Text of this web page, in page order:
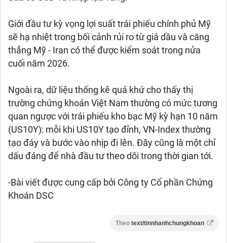
Giới đầu tư kỳ vọng lợi suất trái phiếu chính phủ Mỹ
sẽ hạ nhiệt trong bối cảnh rủi ro từ giá dầu và căng
thẳng Mỹ - Iran có thể được kiểm soát trong nửa
cuối năm 2026.
Ngoài ra, dữ liệu thống kê quá khứ cho thấy thị
trường chứng khoán Việt Nam thường có mức tương
quan ngược với trái phiếu kho bạc Mỹ kỳ hạn 10 năm
(US10Y): mỗi khi US10Y tạo đỉnh, VN-Index thường
tạo đáy và bước vào nhịp đi lên. Đây cũng là một chỉ
dấu đáng để nhà đầu tư theo dõi trong thời gian tới.
-Bài viết được cung cấp bởi Công ty Cổ phần Chứng
Khoán DSC
Theo text/tinnhanhchungkhoan